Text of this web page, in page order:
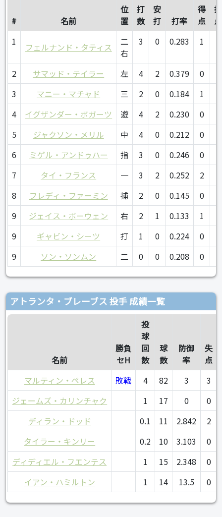
# 名前
位
置
打
数
安
打
打率
得
点
打
点
1
フェルナンド・タティス
二
右
3 0 0.283 1
2 サマッド・テイラー 左 4 2 0.379 0
3
マニー・マチャド 三 2 0 0.184 1
4
イグザンダー・ボガーツ 遊 4 2 0.230 0
5
ジャクソン・メリル 中 4 0 0.212 0
6
ミゲル・アンドゥハー 指 3 0 0.246 0
7
タイ・フランス 一 3 2 0.252 2
8
フレディ・ファーミン 捕 2 0 0.145 0
9
ジェイス・ボーウェン 右 2 1 0.133 1
9
ギャビン・シーツ 打 1 0 0.224 0
9
ソン・ソンムン 二 0 0 0.208 0
アトランタ・ブレーブス 投手 成績一覧
名前
勝負
セH
投
球
回
数
球
数
防御
率
失
点
マルティン・ペレス
敗戦 4 82 3
3
ジェームズ・カリンチャク
1 17 0
0
ディラン・ドッド
0.1 11 2.842
2
タイラー・キンリー
0.2 10 3.103
0
ディディエル・フエンテス
1 15 2.348
0
イアン・ハミルトン
1 14 13.5 0